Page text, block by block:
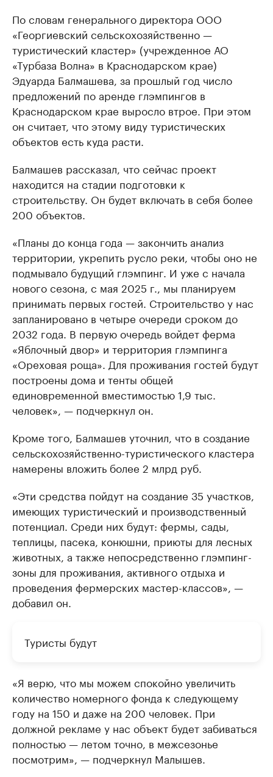
По словам генерального директора ООО
«Георгиевский сельскохозяйственно —
туристический кластер» (учрежденное АО
«Турбаза Волна» в Краснодарском крае)
Эдуарда Балмашева, за прошлый год число
предложений по аренде глэмпингов в
Краснодарском крае выросло втрое. При этом
он считает, что этому виду туристических
объектов есть куда расти.
Балмашев рассказал, что сейчас проект
находится на стадии подготовки к
строительству. Он будет включать в себя более
200 объектов.
«Планы до конца года — закончить анализ
территории, укрепить русло реки, чтобы оно не
подмывало будущий глэмпинг. И уже с начала
нового сезона, с мая 2025 г., мы планируем
принимать первых гостей. Строительство у нас
запланировано в четыре очереди сроком до
2032 года. В первую очередь войдет ферма
«Яблочный двор» и территория глэмпинга
«Ореховая роща». Для проживания гостей будут
построены дома и тенты общей
единовременной вместимостью 1,9 тыс.
человек», — подчеркнул он.
Кроме того, Балмашев уточнил, что в создание
сельскохозяйственно-туристического кластера
намерены вложить более 2 млрд руб.
«Эти средства пойдут на создание 35 участков,
имеющих туристический и производственный
потенциал. Среди них будут: фермы, сады,
теплицы, пасека, конюшни, приюты для лесных
животных, а также непосредственно глэмпинг-
зоны для проживания, активного отдыха и
проведения фермерских мастер-классов», —
добавил он.
Туристы будут
«Я верю, что мы можем спокойно увеличить
количество номерного фонда к следующему
году на 150 и даже на 200 человек. При
должной рекламе у нас объект будет забиваться
полностью — летом точно, в межсезонье
посмотрим», — подчеркнул Малышев.